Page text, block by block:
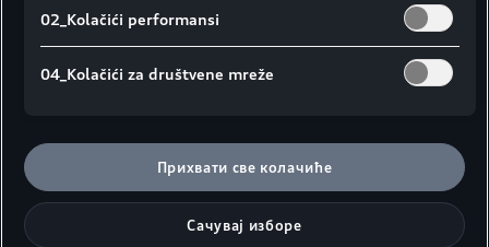
Filter za prašinu i polen
Saznajte više
Vetrobransko staklo
02_Kolačići performansi
04_Kolačići za društvene mreže
Прихвати све колачиће
Сачувај изборе